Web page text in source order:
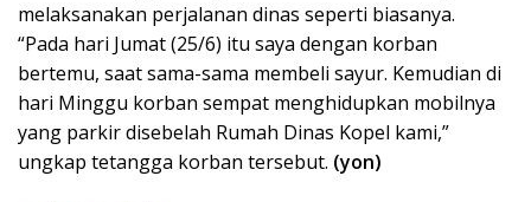
melaksanakan perjalanan dinas seperti biasanya.
“Pada hari Jumat (25/6) itu saya dengan korban
bertemu, saat sama-sama membeli sayur. Kemudian di
hari Minggu korban sempat menghidupkan mobilnya
yang parkir disebelah Rumah Dinas Kopel kami,”
ungkap tetangga korban tersebut. (yon)